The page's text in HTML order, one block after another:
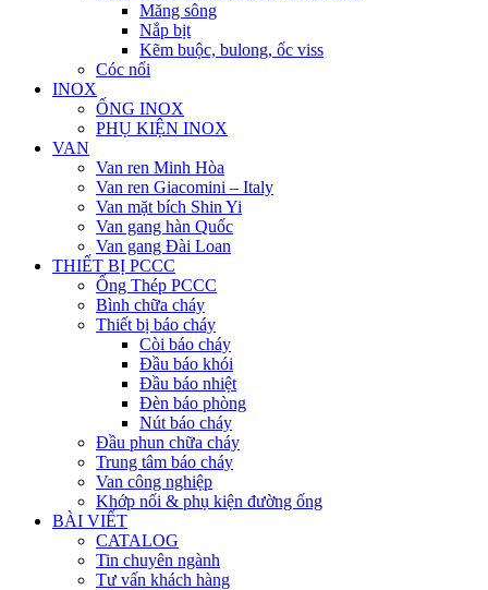
Măng sông
Nắp bịt
Kẽm buộc, bulong, ốc viss
Cóc nối
INOX
ỐNG INOX
PHỤ KIỆN INOX
VAN
Van ren Minh Hòa
Van ren Giacomini – Italy
Van mặt bích Shin Yi
Van gang hàn Quốc
Van gang Đài Loan
THIẾT BỊ PCCC
Ống Thép PCCC
Bình chữa cháy
Thiết bị báo cháy
Còi báo cháy
Đầu báo khói
Đầu báo nhiệt
Đèn báo phòng
Nút báo cháy
Đầu phun chữa cháy
Trung tâm báo cháy
Van công nghiệp
Khớp nối & phụ kiện đường ống
BÀI VIẾT
CATALOG
Tin chuyên ngành
Tư vấn khách hàng